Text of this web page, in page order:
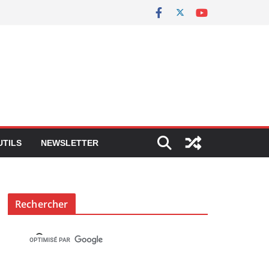
NEWSLETTER
Rechercher